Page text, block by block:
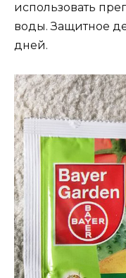
использовать
воды. Защитное
дней.